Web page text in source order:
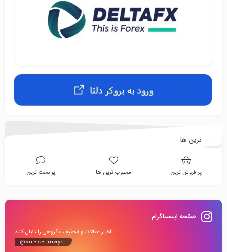
ترین ها
پر فروش ترین محبوب ترین ها پر بحث ترین
صفحه اینستاگرام
اخبار مقالات و تخفیفات گروهی را دنبال کنید
@virasarmaye